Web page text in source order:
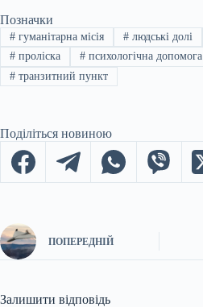
Позначки
#гуманітарна місія #людські долі
#проліска #психологічна допомога
#транзитний пункт
Поділіться новиною
ПОПЕРЕДНІЙ
Залишити відповідь